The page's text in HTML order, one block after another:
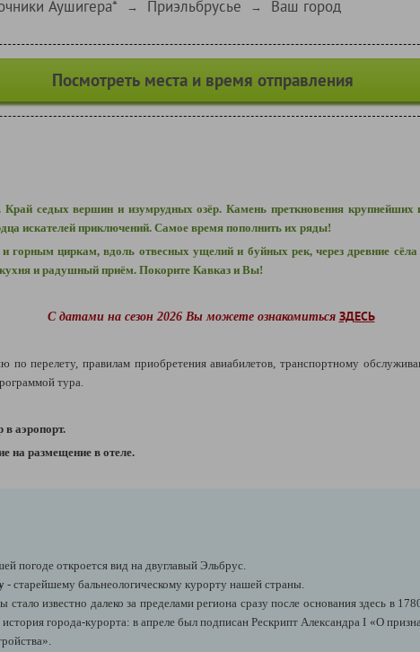
Аушигера* → Приэльбрусье → Ваш город
Посмотреть места и время отправления
седых вершин и изумрудных озёр. Камень преткновения крупнейших
искателей приключений. Самое время пополнить их ряды!
циркам, вдоль отвесных ущелий и буйных рек, через древние
кухня и радушный приём. Покорите Кавказ и Вы!
С датами на сезон 2026 Вы можете ознакомиться ЗДЕСЬ
по перелету,правилам приобретения авиабилетов,транспортному
тура.
в аэропорт.
на размещение в отеле.
погоде откроется вид на двуглавый Эльбрус.
- старейшему бальнеологическому курорту нашей страны.
известно далеко за пределами региона сразу после основания здесь в
города-курорта: в апреле был подписан Рескрипт Александра I «О